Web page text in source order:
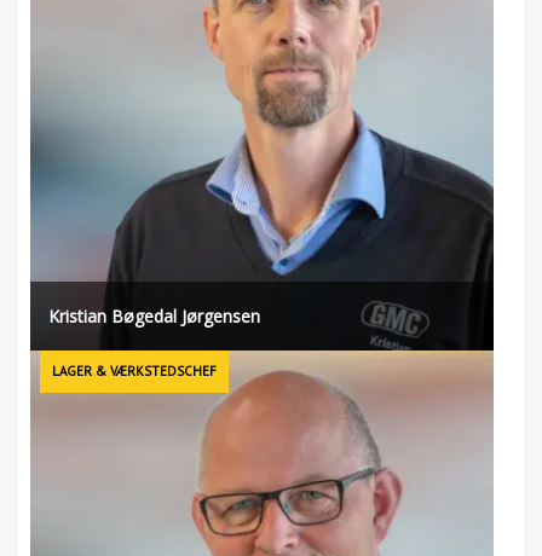
Kristian Bøgedal Jørgensen
LAGER & VÆRKSTEDSCHEF